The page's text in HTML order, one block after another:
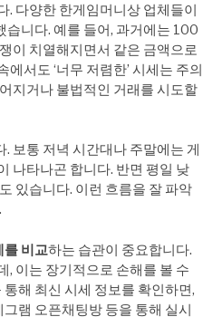
. 다양한 한게임머니상 업체들이
니다. 예를 들어, 과거에는 100
이 치열해지면서 같은 금액으로
서도 ‘너무 저렴한’ 시세는 주의
지거나 불법적인 거래를 시도할
보통 저녁 시간대나 주말에는 게
나타나곤 합니다. 반면 평일 낮
있습니다. 이런 흐름을 잘 파악
를 비교하는 습관이 중요합니다.
, 이는 장기적으로 손해를 볼 수
해 최신 시세 정보를 확인하면,
램 오픈채팅방 등을 통해 실시